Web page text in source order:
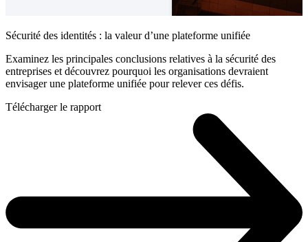
Sécurité des identités : la valeur d’une plateforme unifiée
Examinez les principales conclusions relatives à la sécurité des
entreprises et découvrez pourquoi les organisations devraient
envisager une plateforme unifiée pour relever ces défis.
Télécharger le rapport